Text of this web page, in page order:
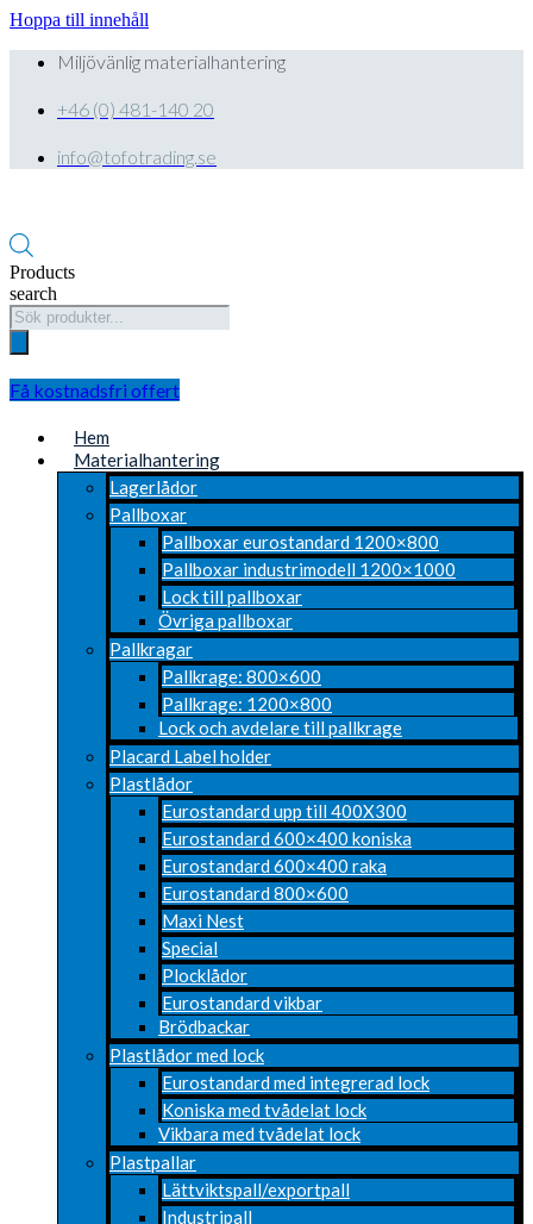
Hoppa till innehåll
Miljövänlig materialhantering
+46 (0) 481-140 20
info@tofotrading.se
Products
search
Få kostnadsfri offert
Hem
Materialhantering
Lagerlådor
Pallboxar
Pallboxar eurostandard 1200×800
Pallboxar industrimodell 1200×1000
Lock till pallboxar
Övriga pallboxar
Pallkragar
Pallkrage: 800×600
Pallkrage: 1200×800
Lock och avdelare till pallkrage
Placard Label holder
Plastlådor
Eurostandard upp till 400X300
Eurostandard 600×400 koniska
Eurostandard 600×400 raka
Eurostandard 800×600
Maxi Nest
Special
Plocklådor
Eurostandard vikbar
Brödbackar
Plastlådor med lock
Eurostandard med integrerad lock
Koniska med tvådelat lock
Vikbara med tvådelat lock
Plastpallar
Lättviktspall/exportpall
Industripall